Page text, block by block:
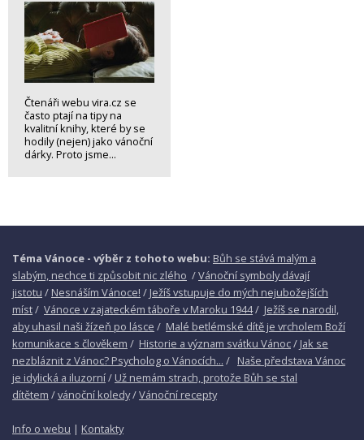
Čtenáři webu vira.cz se
často ptají na tipy na
kvalitní knihy, které by se
hodily (nejen) jako vánoční
dárky. Proto jsme...
Téma Vánoce - výběr z tohoto webu: Bůh se stává malým a
slabým, nechce ti způsobit nic zlého /Vánoční symboly dávají
jistotu / Nesnáším Vánoce! / Ježíš vstupuje do mých nejubožejších
míst/ Vánoce v zajateckém táboře v Maroku 1944/ Ježíš se narodil,
aby uhasil naši žízeň po lásce / Malé betlémské dítě je vrcholem Boží
komunikace s člověkem / Historie a význam svátku Vánoc/ Jak se
nezbláznit z Vánoc? Psycholog o Vánocích... / Naše představa Vánoc
je idylická a iluzorní/ Už nemám strach, protože Bůh se stal
dítětem /vánoční koledy/Vánoční recepty
Info o webu | Kontakty